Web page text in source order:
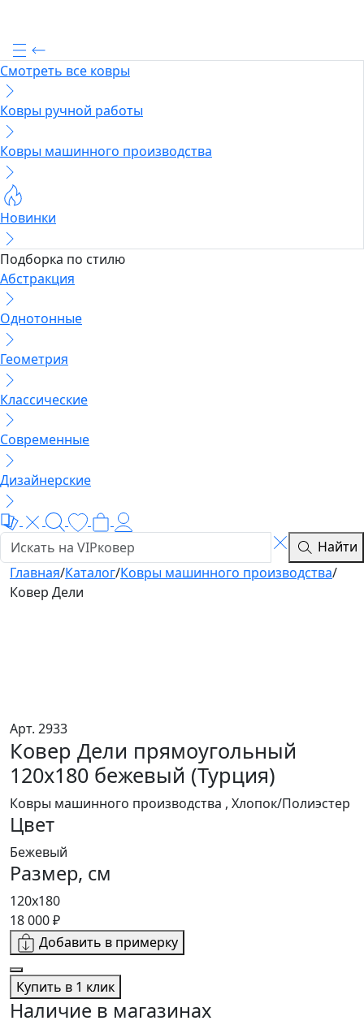
Смотреть все ковры
Ковры ручной работы
Ковры машинного производства
Новинки
Подборка по стилю
Абстракция
Однотонные
Геометрия
Классические
Современные
Дизайнерские
Найти
Главная/Каталог/Ковры машинного производства/
Ковер Дели
Арт. 2933
Ковер Дели прямоугольный
120x180 бежевый (Турция)
Ковры машинного производства , Хлопок/Полиэстер
Цвет
Бежевый
Размер, см
120x180
18 000 ₽
Добавить в примерку
Купить в 1 клик
Наличие в магазинах